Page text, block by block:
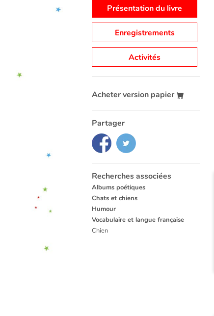
Présentation du livre
Enregistrements
Activités
Acheter version papier
Partager
Recherches associées
Albums poétiques
Chats et chiens
Humour
Vocabulaire et langue française
Chien